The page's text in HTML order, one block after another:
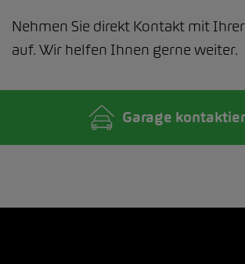
Nehmen Sie direkt Kontakt mit
auf. Wir helfen Ihnen gerne weiter.
Garage